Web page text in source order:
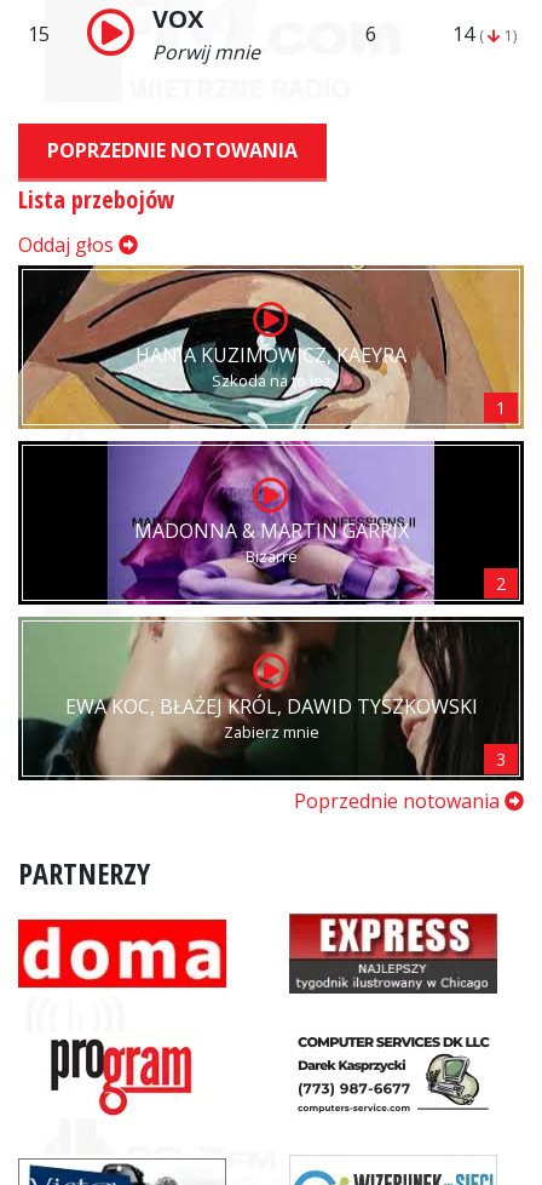
15 VOX
Porwij mnie
6 14 ( 1)
POPRZEDNIE NOTOWANIA
Lista przebojów
Oddaj głos
HANIA KUZIMOWICZ, KAEYRA
Szkoda na to łez
1
MADONNA & MARTIN GARRIX
Bizarre
2
EWA KOC, BŁAŻEJ KRÓL, DAWID TYSZKOWSKI
Zabierz mnie
3
Poprzednie notowania
PARTNERZY